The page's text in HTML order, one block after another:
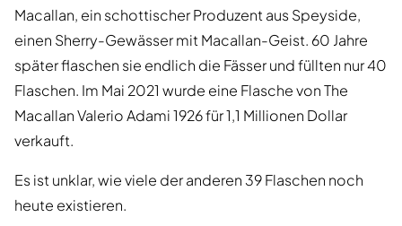
Macallan, ein schottischer Produzent aus Speyside,
einen Sherry-Gewässer mit Macallan-Geist. 60 Jahre
später flaschen sie endlich die Fässer und füllten nur 40
Flaschen. Im Mai 2021 wurde eine Flasche von The
Macallan Valerio Adami 1926 für 1,1 Millionen Dollar
verkauft.
Es ist unklar, wie viele der anderen 39 Flaschen noch
heute existieren.